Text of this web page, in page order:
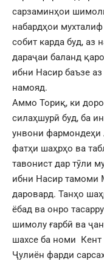
сарзаминҳои
набардҳои
собит карда буд, аз
дараҷаи баланд
ибни Насир баъзе
намояд.
Аммо Ториқ, ки
силаҳшурӣ буд, ба
унвони фармондеҳи
фатҳи шаҳрҳо ва
тавонист дар тӯли
ибни Насир тамоми
даровард. Танҳо
ёбад ва онро
шимолу ғарбӣ ва
шахсе ба номи Кент
Ҷулиён фарди